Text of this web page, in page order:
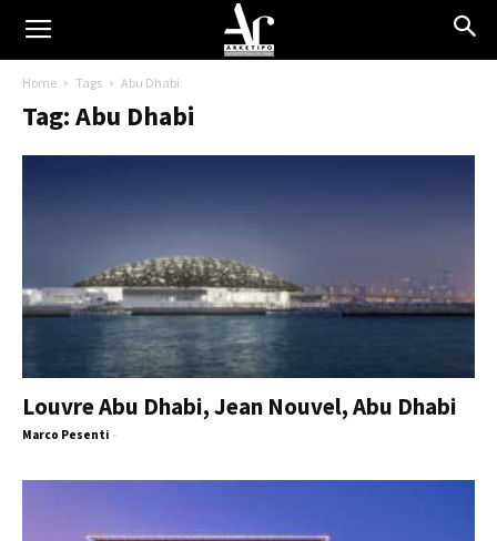
Home Tags Abu Dhabi
Tag: Abu Dhabi
Louvre Abu Dhabi, Jean Nouvel, Abu Dhabi
Marco Pesenti -